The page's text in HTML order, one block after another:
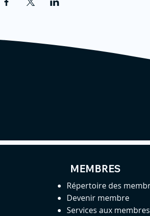
MEMBRES
Répertoire des
Devenir membre
Services aux membres